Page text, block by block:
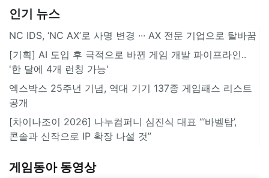
인기 뉴스
NC IDS, ‘NC AX’로 사명 변경 ∙∙∙ AX 전문 기업으로 탈바꿈
[기획] AI 도입 후 극적으로 바뀐 게임 개발 파이프라인..
'한 달에 4개 런칭 가능'
엑스박스 25주년 기념, 역대 기기 137종 게임패스 리스트
공개
[차이나조이 2026] 나누컴퍼니 심진식 대표 “‘바벨탑’,
콘솔과 신작으로 IP 확장 나설 것”
게임동아 동영상